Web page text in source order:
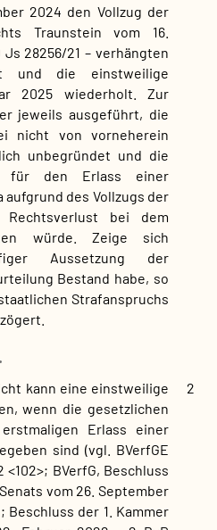
2024 den Vollzug der
Traunstein vom 16.
Js 28256/21 – verhängten
und die einstweilige
2025 wiederholt. Zur
jeweils ausgeführt, die
nicht von vorneherein
unbegründet und die
für den Erlass einer
des Vollzugs der
bei dem
würde. Zeige sich
Aussetzung der
Bestand habe, so
Strafanspruchs
2
kann eine einstweilige
wenn die gesetzlichen
Erlass einer
sind (vgl. BVerfGE
<102>; BVerfG, Beschluss
vom 26. September
Beschluss der 1. Kammer